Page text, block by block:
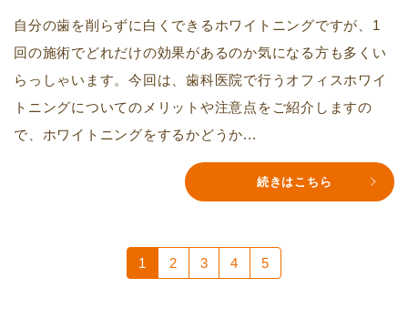
自分の歯を削らずに白くできるホワイトニングですが、1
回の施術でどれだけの効果があるのか気になる方も多くい
らっしゃいます。今回は、歯科医院で行うオフィスホワイ
トニングについてのメリットや注意点をご紹介しますの
で、ホワイトニングをするかどうか...
続きはこちら
1 2 3 4 5